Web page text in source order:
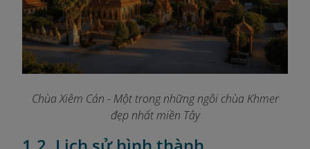
Chùa Xiêm Cán - Một trong những ngôi chùa Khmer
đẹp nhất miền Tây